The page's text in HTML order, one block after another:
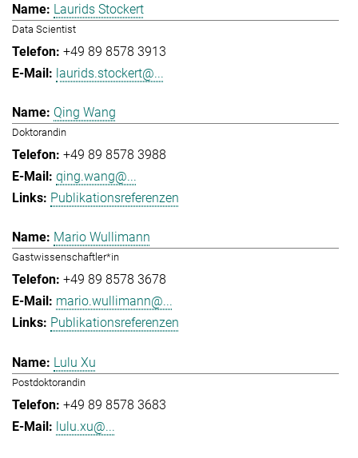
Laurids Stockert
Data Scientist
+49 89 8578 3913
laurids.stockert@...
Qing Wang
Doktorandin
+49 89 8578 3988
qing.wang@...
Publikationsreferenzen
Mario Wullimann
Gastwissenschaftler*in
+49 89 8578 3678
mario.wullimann@...
Publikationsreferenzen
Lulu Xu
Postdoktorandin
+49 89 8578 3683
lulu.xu@...